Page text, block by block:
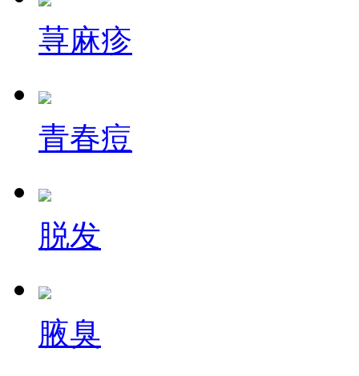
荨麻疹
青春痘
脱发
腋臭